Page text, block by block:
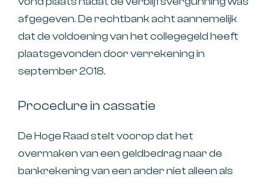
afgegeven. De rechtbank acht aannemelijk
dat de voldoening van het collegegeld heeft
plaatsgevonden door verrekening in
september 2018.
Procedure in cassatie
De Hoge Raad stelt voorop dat het
overmaken van een geldbedrag naar de
bankrekening van een ander niet alleen als